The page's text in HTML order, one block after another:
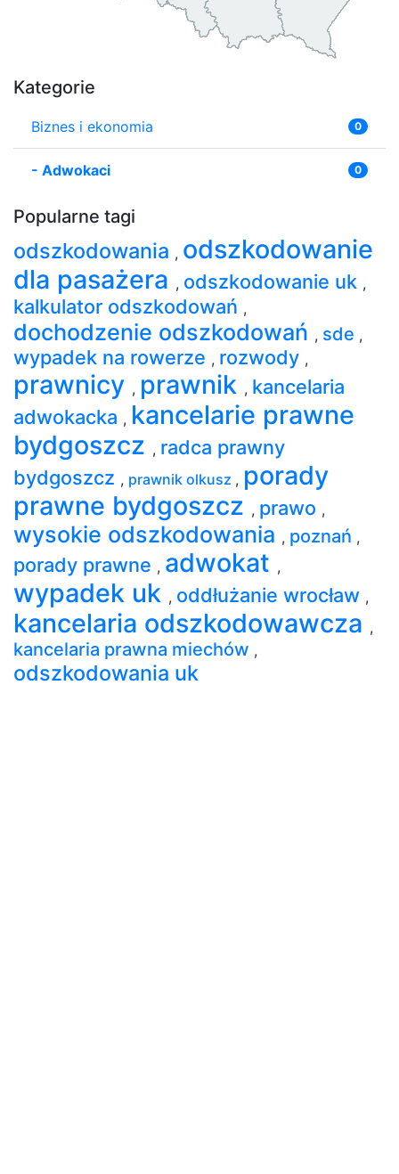
Kategorie
Biznes i ekonomia 0
- Adwokaci 0
Popularne tagi
odszkodowania , odszkodowanie
dla pasażera , odszkodowanie uk ,
kalkulator odszkodowań ,
dochodzenie odszkodowań , sde ,
wypadek na rowerze , rozwody ,
prawnicy , prawnik , kancelaria
adwokacka , kancelarie prawne
bydgoszcz , radca prawny
bydgoszcz , prawnik olkusz , porady
prawne bydgoszcz , prawo ,
wysokie odszkodowania , poznań ,
porady prawne , adwokat ,
wypadek uk , oddłużanie wrocław ,
kancelaria odszkodowawcza ,
kancelaria prawna miechów ,
odszkodowania uk